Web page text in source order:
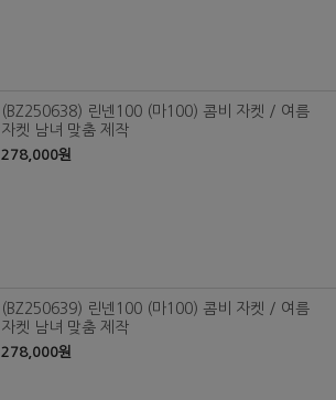
(BZ250638) 린넨100 (마100) 콤비 자켓 / 여름
자켓 남녀 맞춤 제작
278,000원
(BZ250639) 린넨100 (마100) 콤비 자켓 / 여름
자켓 남녀 맞춤 제작
278,000원